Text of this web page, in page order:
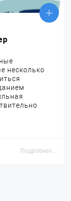
несколько
Подробнее...